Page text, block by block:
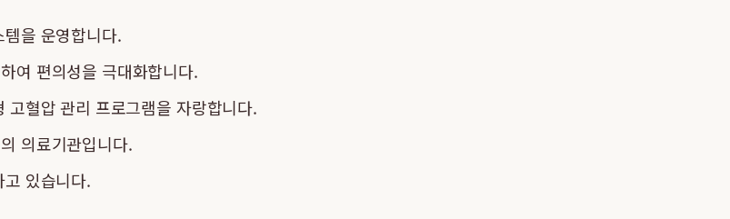
을 운영합니다.
여 편의성을 극대화합니다.
혈압 관리 프로그램을 자랑합니다.
의료기관입니다.
있습니다.